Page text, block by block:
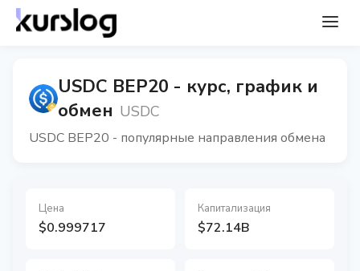
USDC BEP20 - курс, график и
обмен USDC
USDC BEP20 - популярные направления обмена
Цена
$0.999717
Капитализация
$72.14B